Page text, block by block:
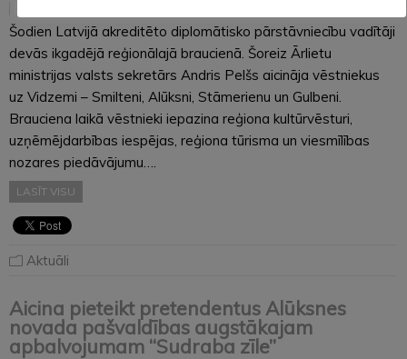
Šodien Latvijā akreditēto diplomātisko pārstāvniecību vadītāji
devās ikgadējā reģionālajā braucienā. Šoreiz Ārlietu
ministrijas valsts sekretārs Andris Pelšs aicināja vēstniekus
uz Vidzemi – Smilteni, Alūksni, Stāmerienu un Gulbeni.
Brauciena laikā vēstnieki iepazina reģiona kultūrvēsturi,
uzņēmējdarbības iespējas, reģiona tūrisma un viesmīlības
nozares piedāvājumu….
LASĪT VISU
Aktuāli
Aicina pieteikt pretendentus Alūksnes
novada pašvaldības augstākajam
apbalvojumam “Sudraba zīle”